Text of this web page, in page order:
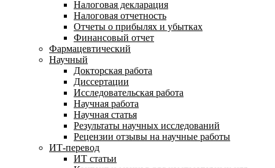
Налоговая декларация
Налоговая отчетность
Отчеты о прибылях и убытках
Финансовый отчет
Фармацевтический
Научный
Докторская работа
Диссертации
Исследовательская работа
Научная работа
Научная статья
Результаты научных исследований
Рецензии отзывы на научные работы
ИТ-перевод
ИТ статьи